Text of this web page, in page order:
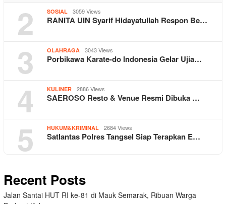
2 SOSIAL 3059 Views
RANITA UIN Syarif Hidayatullah Respon Be…
3 OLAHRAGA 3043 Views
Porbikawa Karate-do Indonesia Gelar Ujia…
4 KULINER 2886 Views
SAEROSO Resto & Venue Resmi Dibuka …
5 HUKUM&KRIMINAL 2684 Views
Satlantas Polres Tangsel Siap Terapkan E…
Recent Posts
Jalan Santai HUT RI ke-81 di Mauk Semarak, Ribuan Warga